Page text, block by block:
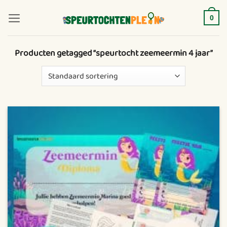
naar
inhoud
0
Producten getagged “speurtocht zeemeermin 4 jaar”